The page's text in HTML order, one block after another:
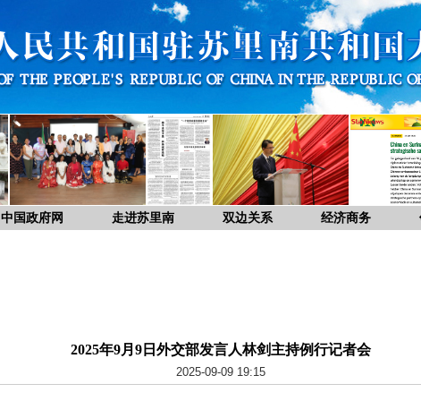
中国政府网 走进苏里南 双边关系 经济商务
2025年9月9日外交部发言人林剑主持例行记者会
2025-09-09 19:15